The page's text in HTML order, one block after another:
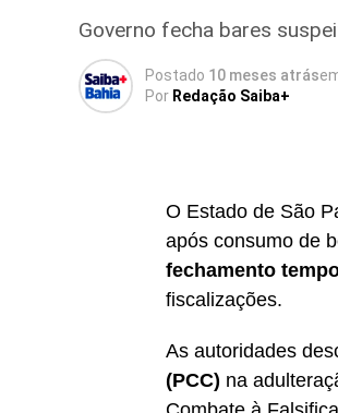
Governo fecha bares
Postado 10 meses atrás
Por Redação Saiba+
O Estado de São
após consumo de
fechamento
fiscalizações.
As autoridades
(PCC) na